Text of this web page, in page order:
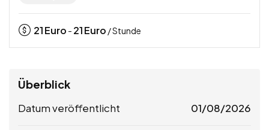
21Euro - 21Euro / Stunde
Überblick
Datum veröffentlicht 01/08/2026